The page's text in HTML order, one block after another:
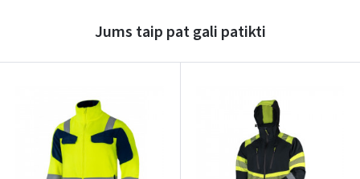
Jums taip pat gali patikti
Rašyti atsiliepimą
Google